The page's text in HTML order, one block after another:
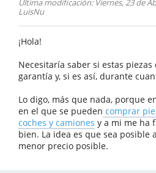
Ultima modificación: Viernes, 23 de
LuisNu
¡Hola!
Necesitaría saber si estas
garantía y, si es así, durante
Lo digo, más que nada, porque
en el que se pueden comprar
coches y camiones y a mi me ha
bien. La idea es que sea posible
menor precio posible.